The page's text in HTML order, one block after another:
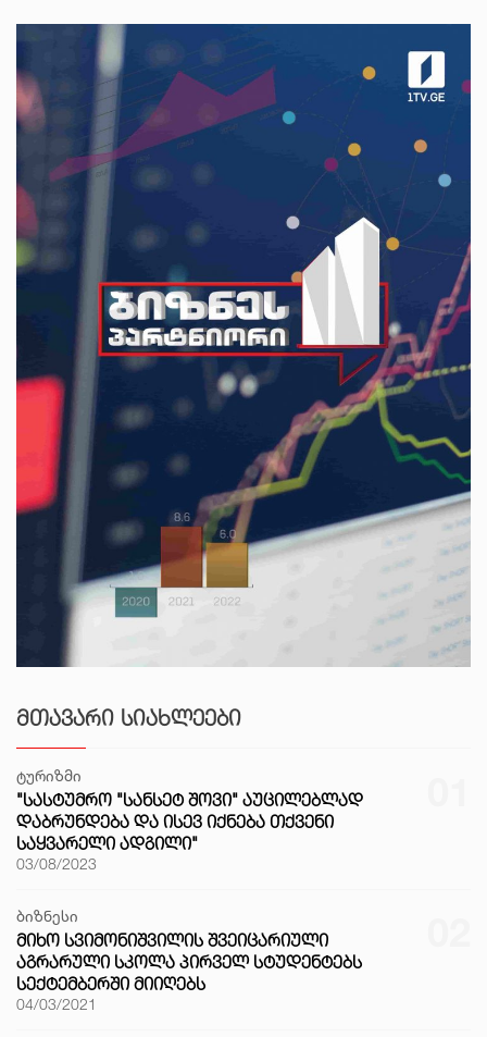
ᲛᲗᲐᲕᲐᲠᲘ ᲡᲘᲐᲮᲚᲔᲔᲑᲘ
ტურიზმი
"ᲡᲐᲡᲢᲣᲛᲠᲝ "ᲡᲐᲜᲡᲔᲢ ᲨᲝᲕᲘ" ᲐᲣᲪᲘᲚᲔᲑᲚᲐᲓ
ᲓᲐᲑᲠᲣᲜᲓᲔᲑᲐ ᲓᲐ ᲘᲡᲔᲕ ᲘᲥᲜᲔᲑᲐ ᲗᲥᲕᲔᲜᲘ
ᲡᲐᲧᲕᲐᲠᲔᲚᲘ ᲐᲓᲒᲘᲚᲘ"
03/08/2023
ბიზნესი
ᲛᲘᲮᲝ ᲡᲕᲘᲛᲝᲜᲘᲨᲕᲘᲚᲘᲡ ᲨᲕᲔᲘᲪᲐᲠᲘᲣᲚᲘ
ᲐᲒᲠᲐᲠᲣᲚᲘ ᲡᲙᲝᲚᲐ ᲞᲘᲠᲕᲔᲚ ᲡᲢᲣᲓᲔᲜᲢᲔᲑᲡ
ᲡᲔᲥᲢᲔᲛᲑᲔᲠᲨᲘ ᲛᲘᲘᲦᲔᲑᲡ
04/03/2021